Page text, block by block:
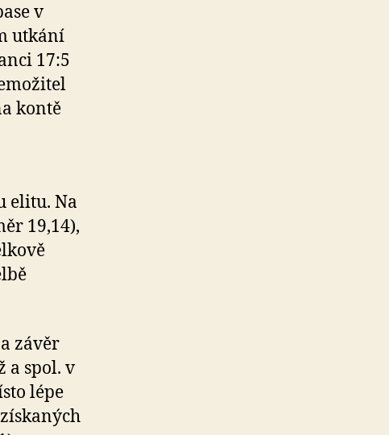
v
utkání
17:5
kontě
elitu. Na
19,14),
závěr
a spol. v
lépe